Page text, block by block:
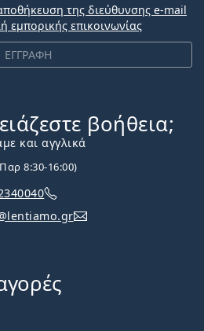
ΕΓΓΡΑΦΗ
της διεύθυνσης e-mail
εμπορικής επικοινωνίας
βοήθεια;
και αγγλικά
8:30-16:00)